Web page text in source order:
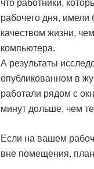
что работники,
рабочего дня, имели
качеством жизни,
компьютера.
А результаты
опубликованном в
работали рядом с
минут дольше, чем
Если на вашем
вне помещения,